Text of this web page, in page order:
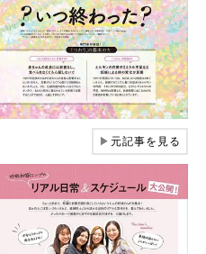
▶元記事を見る